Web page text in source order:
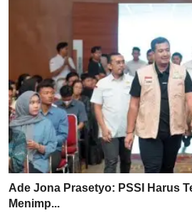
Ade Jona Prasetyo: PSSI Harus
Menimp...